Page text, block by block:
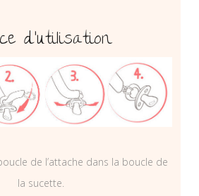
d’utilisation
de l’attache dans la boucle de
la sucette.